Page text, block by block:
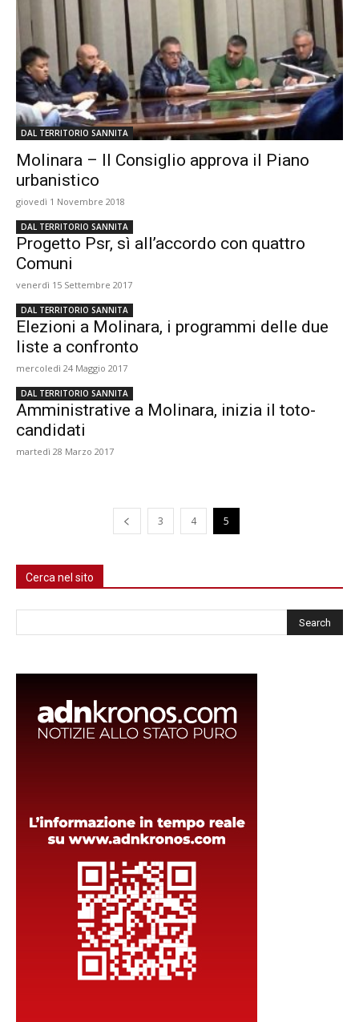
DAL TERRITORIO SANNITA
Molinara – Il Consiglio approva il Piano
urbanistico
giovedì 1 Novembre 2018
DAL TERRITORIO SANNITA
Progetto Psr, sì all’accordo con quattro
Comuni
venerdì 15 Settembre 2017
DAL TERRITORIO SANNITA
Elezioni a Molinara, i programmi delle due
liste a confronto
mercoledì 24 Maggio 2017
DAL TERRITORIO SANNITA
Amministrative a Molinara, inizia il toto-
candidati
martedì 28 Marzo 2017
3 4 5
Cerca nel sito